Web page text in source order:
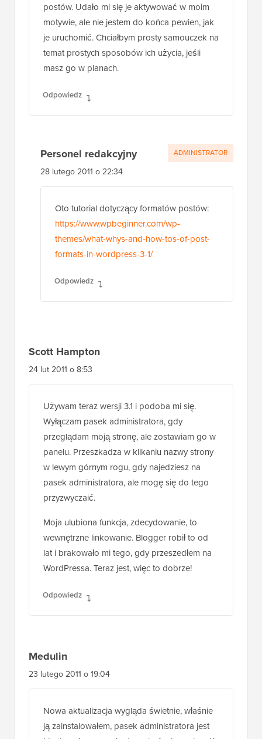
postów. Udało mi się je aktywować w moim
motywie, ale nie jestem do końca pewien, jak
je uruchomić. Chciałbym prosty samouczek na
temat prostych sposobów ich użycia, jeśli
masz go w planach.
Odpowiedz
Personel redakcyjny
28 lutego 2011 o 22:34
Oto tutorial dotyczący formatów postów:
https://www.wpbeginner.com/wp-
themes/what-whys-and-how-tos-of-post-
formats-in-wordpress-3-1/
Odpowiedz
ADMINISTRATOR
Scott Hampton
24 lut 2011 o 8:53
Używam teraz wersji 3.1 i podoba mi się.
Wyłączam pasek administratora, gdy
przeglądam moją stronę, ale zostawiam go w
panelu. Przeszkadza w klikaniu nazwy strony
w lewym górnym rogu, gdy najedziesz na
pasek administratora, ale mogę się do tego
przyzwyczaić.
Moja ulubiona funkcja, zdecydowanie, to
wewnętrzne linkowanie. Blogger robił to od
lat i brakowało mi tego, gdy przeszedłem na
WordPressa. Teraz jest, więc to dobrze!
Odpowiedz
Medulin
23 lutego 2011 o 19:04
Nowa aktualizacja wygląda świetnie, właśnie
ją zainstalowałem, pasek administratora jest